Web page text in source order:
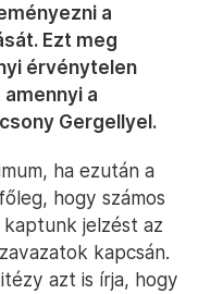
a
Ezt meg
érvénytelen
a
Gergellyel.
ha ezután a
hogy számos
jelzést az
kapcsán.
azt is írja, hogy